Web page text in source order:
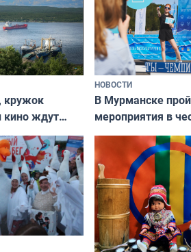
кружок
кино ждут
эти выходные
НОВОСТИ
В Мурманске
мероприятия в
физкультурника